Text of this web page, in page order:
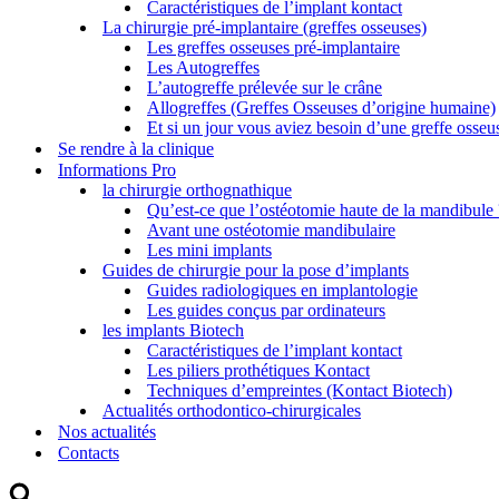
Caractéristiques de l’implant kontact
La chirurgie pré-implantaire (greffes osseuses)
Les greffes osseuses pré-implantaire
Les Autogreffes
L’autogreffe prélevée sur le crâne
Allogreffes (Greffes Osseuses d’origine humaine)
Et si un jour vous aviez besoin d’une greffe
Se rendre à la clinique
Informations Pro
la chirurgie orthognathique
Qu’est-ce que l’ostéotomie haute de la mandibule
Avant une ostéotomie mandibulaire
Les mini implants
Guides de chirurgie pour la pose d’implants
Guides radiologiques en implantologie
Les guides conçus par ordinateurs
les implants Biotech
Caractéristiques de l’implant kontact
Les piliers prothétiques Kontact
Techniques d’empreintes (Kontact Biotech)
Actualités orthodontico-chirurgicales
Nos actualités
Contacts